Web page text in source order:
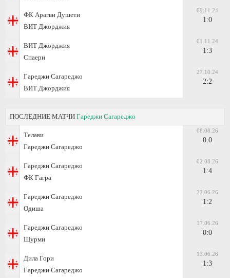
ФК Арагви Душети
ВИТ Джорджия
09.11.24
1:0
ВИТ Джорджия
Спаери
01.11.24
1:3
Гареджи Сагареджо
ВИТ Джорджия
27.10.24
2:2
ПОСЛЕДНИЕ МАТЧИ Гареджи Сагареджо
Телави
Гареджи Сагареджо
08.08.26
0:0
Гареджи Сагареджо
ФК Гагра
02.08.26
1:4
Гареджи Сагареджо
Одиша
22.06.26
1:2
Гареджи Сагареджо
Щурми
17.06.26
0:0
Дила Гори
Гареджи Сагареджо
13.06.26
1:3